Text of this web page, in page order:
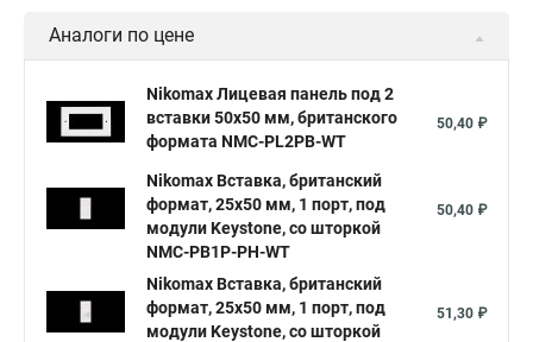
Аналоги по цене
Nikomax Лицевая панель под 2
вставки 50х50 мм, британского
формата NMC-PL2PB-WT
50,40 ₽
Nikomax Вставка, британский
формат, 25x50 мм, 1 порт, под
модули Keystone, со шторкой
NMC-PB1P-PH-WT
50,40 ₽
Nikomax Вставка, британский
формат, 25x50 мм, 1 порт, под
модули Keystone, со шторкой
51,30 ₽